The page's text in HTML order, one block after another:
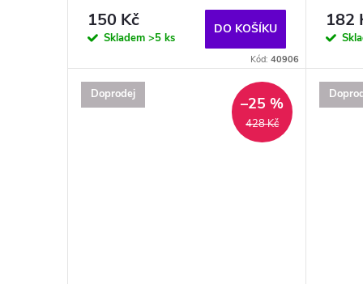
150 Kč
Skladem >5 ks
DO KOŠÍKU
Kód:40906
182
Doprodej
428 Kč
–25 %